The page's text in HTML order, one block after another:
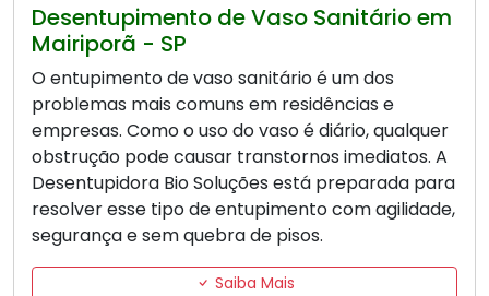
Desentupimento de Vaso Sanitário em
Mairiporã - SP
O entupimento de vaso sanitário é um dos
problemas mais comuns em residências e
empresas. Como o uso do vaso é diário, qualquer
obstrução pode causar transtornos imediatos. A
Desentupidora Bio Soluções está preparada para
resolver esse tipo de entupimento com agilidade,
segurança e sem quebra de pisos.
Saiba Mais